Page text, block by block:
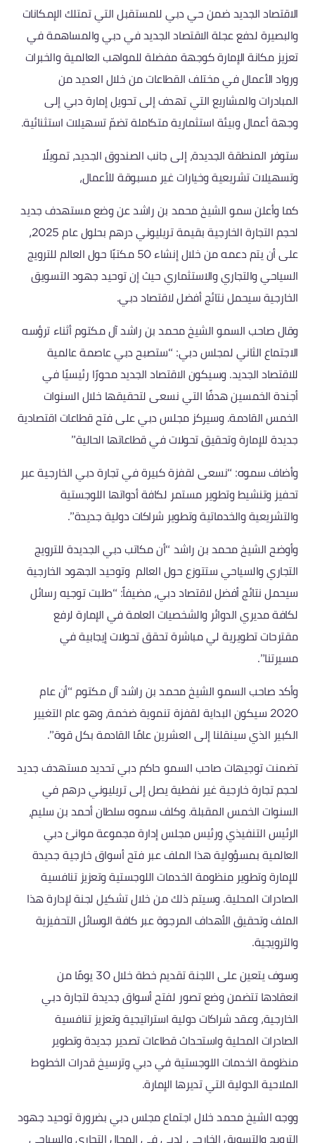
الاقتصاد الجديد ضمن حي دبي للمستقبل التي تمتلك الإمكانات
والبصيرة لدفع عجلة الاقتصاد الجديد في دبي والمساهمة في
تعزيز مكانة الإمارة كوجهة مفضلة للمواهب العالمية والخبرات
ورواد الأعمال في مختلف القطاعات من خلال العديد من
المبادرات والمشاريع التي تهدف إلى تحويل إمارة دبي إلى
وجهة أعمال وبيئة استثمارية متكاملة تضمّ تسهيلات استثنائية.
ستوفر المنطقة الجديدة، إلى جانب الصندوق الجديد، تمويلًا
وتسهيلات تشريعية وخيارات غير مسبوقة للأعمال،
كما وأعلن سمو الشيخ محمد بن راشد عن وضع مستهدف جديد
لحجم التجارة الخارجية بقيمة تريليوني درهم بحلول عام 2025،
على أن يتم دعمه من خلال إنشاء 50 مكتبًا حول العالم للترويج
السياحي والتجاري والاستثماري حيث إن توحيد جهود التسويق
الخارجية سيحمل نتائج أفضل لاقتصاد دبي.
وقال صاحب السمو الشيخ محمد بن راشد آل مكتوم أثناء ترؤسه
الاجتماع الثاني لمجلس دبي: “ستصبح دبي عاصمة عالمية
للاقتصاد الجديد. وسيكون الاقتصاد الجديد محورًا رئيسيًا في
أجندة الخمسين هدفًا التي نسعى لتحقيقها خلال السنوات
الخمس القادمة. وسيركز مجلس دبي على فتح قطاعات اقتصادية
جديدة للإمارة وتحقيق تحولات في قطاعاتها الحالية”
وأضاف سموه: “نسعى لقفزة كبيرة في تجارة دبي الخارجية عبر
تحفيز وتنشيط وتطوير مستمر لكافة أدواتها اللوجستية
والتشريعية والخدماتية وتطوير شراكات دولية جديدة”.
وأوضح الشيخ محمد بن راشد “أن مكاتب دبي الجديدة للترويج
التجاري والسياحي ستتوزع حول العالم وتوحيد الجهود الخارجية
سيحمل نتائج أفضل لاقتصاد دبي، مضيفاً: “طلبت توجيه رسائل
لكافة مديري الدوائر والشخصيات العامة في الإمارة لرفع
مقترحات تطويرية لي مباشرة تحقق تحولات إيجابية في
مسيرتنا”.
وأكد صاحب السمو الشيخ محمد بن راشد آل مكتوم “أن عام
2020 سيكون البداية لقفزة تنموية ضخمة، وهو عام التغيير
الكبير الذي سينقلنا إلى العشرين عامًا القادمة بكل قوة”.
تضمنت توجيهات صاحب السمو حاكم دبي تحديد مستهدف جديد
لحجم تجارة خارجية غير نفطية يصل إلى تريليوني درهم في
السنوات الخمس المقبلة. وكلف سموه سلطان أحمد بن سليم،
الرئيس التنفيذي ورئيس مجلس إدارة مجموعة موانئ دبي
العالمية بمسؤولية هذا الملف عبر فتح أسواق خارجية جديدة
للإمارة وتطوير منظومة الخدمات اللوجستية وتعزيز تنافسية
الصادرات المحلية. وسيتم ذلك من خلال تشكيل لجنة لإدارة هذا
الملف وتحقيق الأهداف المرجوة عبر كافة الوسائل التحفيزية
والترويجية.
وسوف يتعين على اللجنة تقديم خطة خلال 30 يومًا من
انعقادها تتضمن وضع تصور لفتح أسواق جديدة لتجارة دبي
الخارجية، وعقد شراكات دولية استراتيجية وتعزيز تنافسية
الصادرات المحلية واستحداث قطاعات تصدير جديدة وتطوير
منظومة الخدمات اللوجستية في دبي وترسيخ قدرات الخطوط
الملاحية الدولية التي تديرها الإمارة.
ووجه الشيخ محمد خلال اجتماع مجلس دبي بضرورة توحيد جهود
الترويج والتسويق الخارجي لدبي في المجال التجاري والسياحي